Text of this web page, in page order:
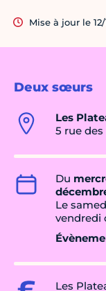
Deux sœurs
Les
5 rue
Du
Le
vendredi
Les
Mise à jour le 12/